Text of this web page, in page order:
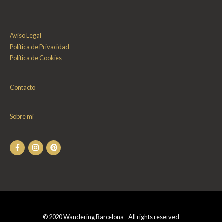
Aviso Legal
Política de Privacidad
Política de Cookies
Contacto
Sobre mí
© 2020 Wandering Barcelona - All rights reserved